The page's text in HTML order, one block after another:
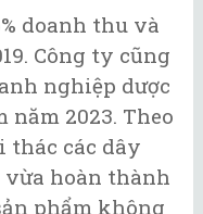
doanh thu và
Công ty cũng
nghiệp dược
2023. Theo
thác các dây
vừa hoàn thành
phẩm không